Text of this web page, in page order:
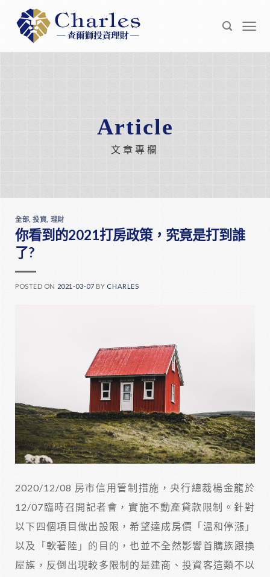
content
Article
文章專欄
全部 ,投資 理財
你看到的2021打房政策，究竟是打到誰
了?
POSTED ON 2021-03-07 BY CHARLES
2020/12/08 房市信用管制措施，央行總裁楊金龍於
12/07臨時召開記者會，實施不動產貸款限制。針對
以下四個項目做出設限，希望達成房價「溫和停漲」
以及「軟著陸」的目的，也並不全然影響首購族跟換
屋族，反倒出現較多限制的是建商、投資客這類不以